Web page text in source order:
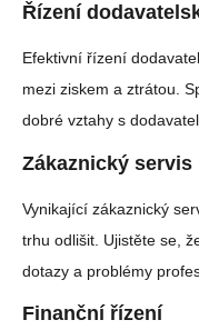
Řízení
Efektivní řízení
mezi ziskem a ztrátou.
dobré vztahy s
Zákaznický servis
Vynikající zákaznický
trhu odlišit. Ujistěte se,
dotazy a problémy
Finanční řízení